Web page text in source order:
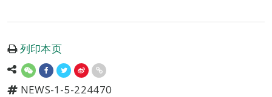
列印本页
NEWS-1-5-224470